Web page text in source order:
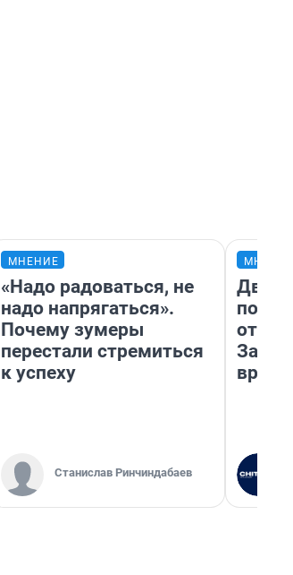
МНЕНИЕ
«Надо радоваться, не
надо напрягаться».
Почему зумеры
перестали стремиться
к успеху
Станислав Ринчиндабаев
Два
от